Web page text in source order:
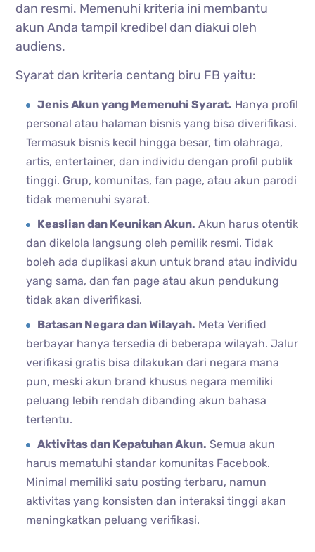
dan resmi. Memenuhi kriteria ini membantu
akun Anda tampil kredibel dan diakui oleh
audiens.
Syarat dan kriteria centang biru FB yaitu:
Jenis Akun yang Memenuhi Syarat. Hanya profil
personal atau halaman bisnis yang bisa diverifikasi.
Termasuk bisnis kecil hingga besar, tim olahraga,
artis, entertainer, dan individu dengan profil publik
tinggi. Grup, komunitas, fan page, atau akun parodi
tidak memenuhi syarat.
Keaslian dan Keunikan Akun. Akun harus otentik
dan dikelola langsung oleh pemilik resmi. Tidak
boleh ada duplikasi akun untuk brand atau individu
yang sama, dan fan page atau akun pendukung
tidak akan diverifikasi.
Batasan Negara dan Wilayah. Meta Verified
berbayar hanya tersedia di beberapa wilayah. Jalur
verifikasi gratis bisa dilakukan dari negara mana
pun, meski akun brand khusus negara memiliki
peluang lebih rendah dibanding akun bahasa
tertentu.
Aktivitas dan Kepatuhan Akun. Semua akun
harus mematuhi standar komunitas Facebook.
Minimal memiliki satu posting terbaru, namun
aktivitas yang konsisten dan interaksi tinggi akan
meningkatkan peluang verifikasi.